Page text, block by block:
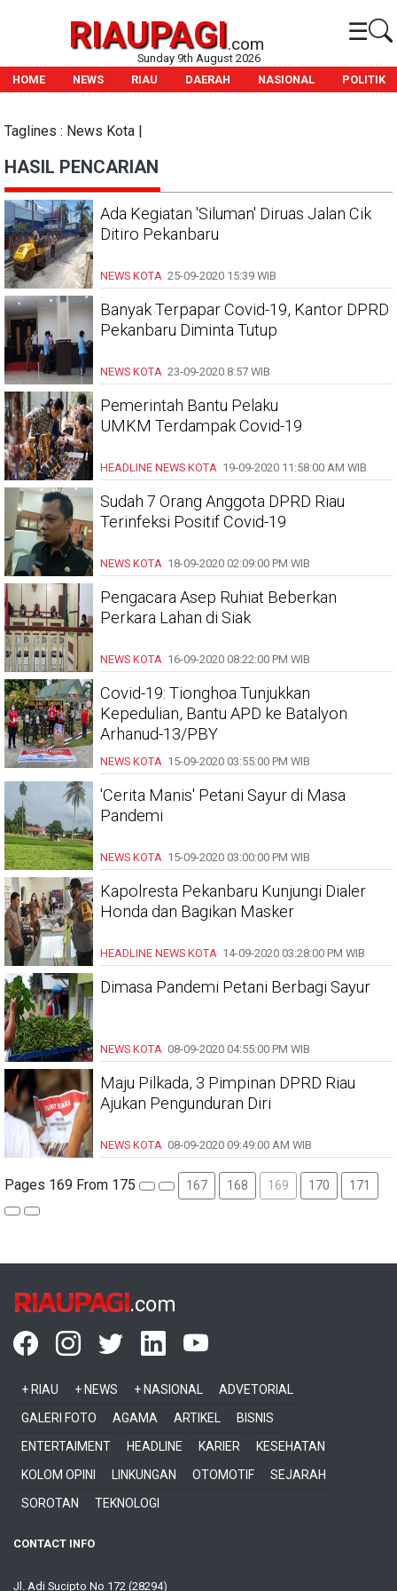
RIAUPAGI.com ☰
Sunday 9th August 2026
HOME
NEWS RIAU DAERAH NASIONAL POLITIK
Taglines : News Kota |
HASIL PENCARIAN
Ada Kegiatan 'Siluman' Diruas Jalan Cik
Ditiro Pekanbaru
NEWS KOTA 25-09-2020 15:39 WIB
Banyak Terpapar Covid-19, Kantor DPRD
Pekanbaru Diminta Tutup
NEWS KOTA 23-09-2020 8:57 WIB
Pemerintah Bantu Pelaku
UMKM Terdampak Covid-19
HEADLINE NEWS KOTA 19-09-2020 11:58:00 AM WIB
Sudah 7 Orang Anggota DPRD Riau
Terinfeksi Positif Covid-19
NEWS KOTA 18-09-2020 02:09:00 PM WIB
Pengacara Asep Ruhiat Beberkan
Perkara Lahan di Siak
NEWS KOTA 16-09-2020 08:22:00 PM WIB
Covid-19: Tionghoa Tunjukkan
Kepedulian, Bantu APD ke Batalyon
Arhanud-13/PBY
NEWS KOTA 15-09-2020 03:55:00 PM WIB
'Cerita Manis' Petani Sayur di Masa
Pandemi
NEWS KOTA 15-09-2020 03:00:00 PM WIB
Kapolresta Pekanbaru Kunjungi Dialer
Honda dan Bagikan Masker
HEADLINE NEWS KOTA 14-09-2020 03:28:00 PM WIB
Dimasa Pandemi Petani Berbagi Sayur
NEWS KOTA 08-09-2020 04:55:00 PM WIB
Maju Pilkada, 3 Pimpinan DPRD Riau
Ajukan Pengunduran Diri
NEWS KOTA 08-09-2020 09:49:00 AM WIB
Pages 169 From 175 167 168 169 170 171
RIAUPAGI.com
+ RIAU + NEWS + NASIONAL
ADVETORIAL
GALERI FOTO
AGAMA ARTIKEL
BISNIS
ENTERTAIMENT
HEADLINE KARIER
KESEHATAN
KOLOM OPINI
LINKUNGAN OTOMOTIF
SEJARAH
SOROTAN
TEKNOLOGI
CONTACT INFO
Jl. Adi Sucipto No 172 (28294)